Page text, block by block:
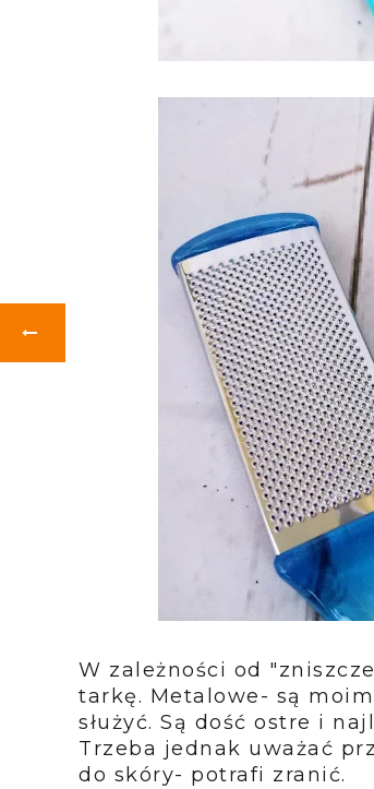
W zależności od
tarkę. Metalowe- są
służyć. Są dość ostre i
Trzeba jednak uważać
do skóry- potrafi zranić.